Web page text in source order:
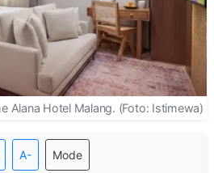
Alana Hotel Malang. (Foto: Istimewa)
A- Mode